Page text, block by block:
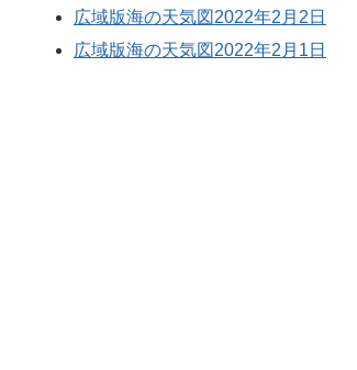
広域版海の天気図2022年2月2日
広域版海の天気図2022年2月1日